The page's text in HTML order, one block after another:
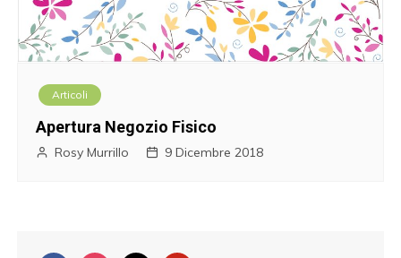
Articoli
Apertura Negozio Fisico
Rosy Murrillo 9 Dicembre 2018